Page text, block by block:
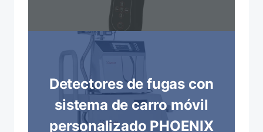
Detectores de fugas con
sistema de carro móvil
personalizado PHOENIX